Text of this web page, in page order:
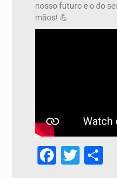
nosso futuro e o do
mãos! 💪